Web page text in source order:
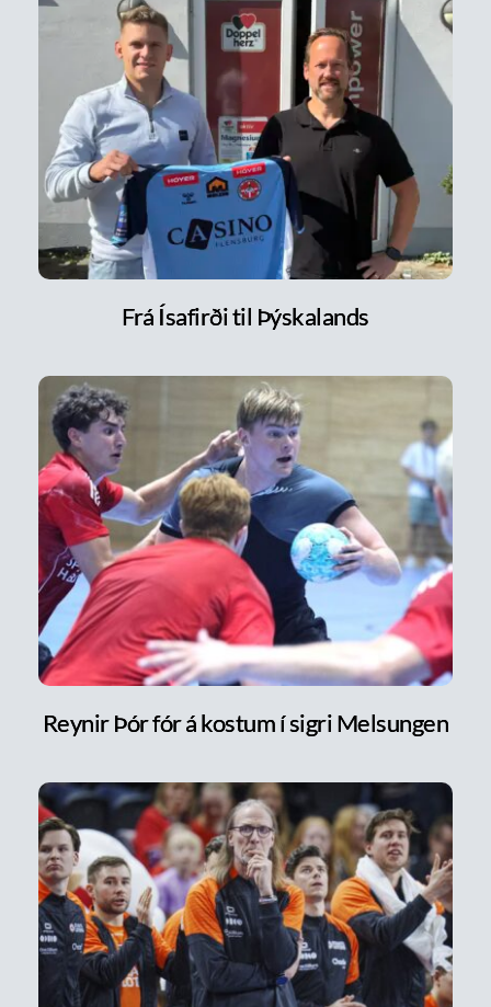
Frá Ísafirði til Þýskalands
Reynir Þór fór á kostum í sigri Melsungen